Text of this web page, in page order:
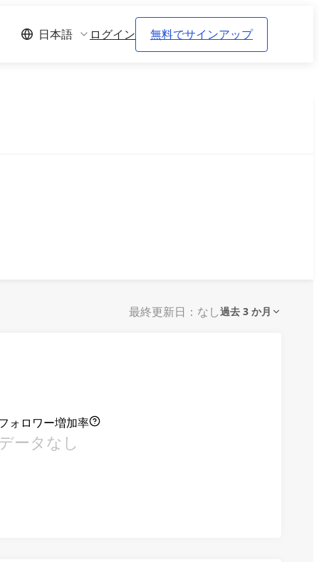
日本語 ログイン 無料でサインアップ
最終更新日：なし過去 3 か月
ォロワー増加率
ータなし